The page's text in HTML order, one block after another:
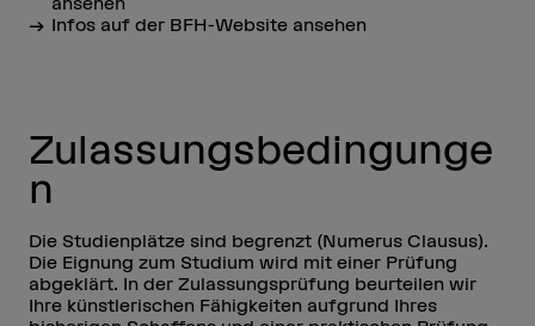
Infos auf der BFH-Website ansehen
Zulassungsbedingunge
n
Die Studienplätze sind begrenzt (Numerus Clausus).
Die Eignung zum Studium wird mit einer Prüfung
abgeklärt. In der Zulassungsprüfung beurteilen wir
Ihre künstlerischen Fähigkeiten aufgrund Ihres